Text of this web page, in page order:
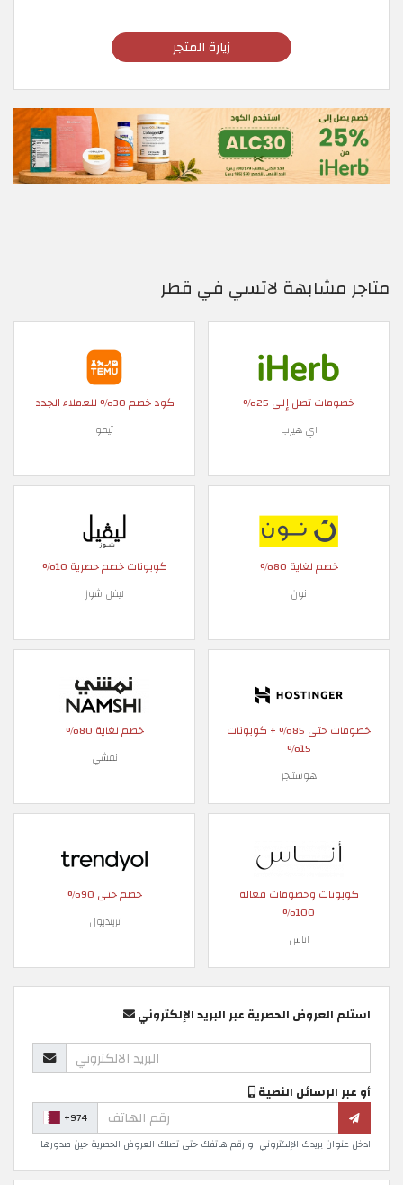
زيارة المتجر
متاجر مشابهة لاتسي في قطر
خصومات تصل إلى 25%
اي هيرب
كود خصم 30% للعملاء الجدد
تيمو
خصم لغاية 80%
نون
كوبونات خصم حصرية 10%
ليفل شوز
خصومات حتى 85% + كوبونات
15%
هوستنجر
خصم لغاية 80%
نمشي
كوبونات وخصومات فعالة
100%
اناس
خصم حتى 90%
ترينديول
استلم العروض الحصرية عبر البريد الإلكتروني
أو عبر الرسائل النصية
+974
ادخل عنوان بريدك الإلكتروني او رقم هاتفك حتى تصلك العروض الحصرية حين صدورها